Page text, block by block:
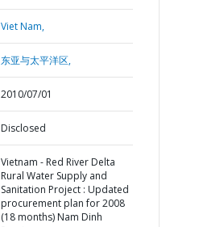
Viet Nam,
东亚与太平洋区,
2010/07/01
Disclosed
Vietnam - Red River Delta
Rural Water Supply and
Sanitation Project : Updated
procurement plan for 2008
(18 months) Nam Dinh